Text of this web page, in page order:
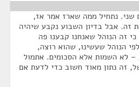
שני. נתחיל ממה שארז אמר אז,
זה. אבל בדיון השבוע נקבע שיהיה
זה הנוהל שאנחנו קבענו פה
הנוהל שעשינו, שהוא רוצה,
לא השמות אלא הסכומים. אתמול
זה נתון מאוד חשוב כדי לדעת אם